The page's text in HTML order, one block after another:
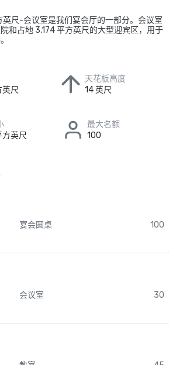
英尺-会议室是我们宴会厅的一部分。会议室
和占地 3,174 平方英尺的大型迎宾区，用于
尺
天花板高度
14 英尺
英尺
最大名额
100
宴会圆桌 100
会议室 30